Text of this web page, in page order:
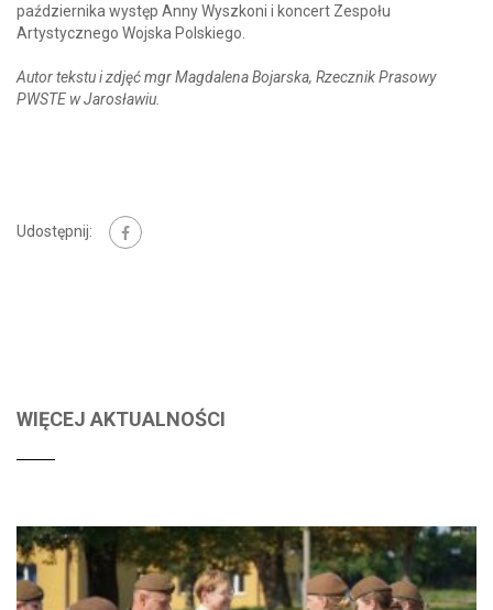
października występ Anny Wyszkoni i koncert Zespołu
Artystycznego Wojska Polskiego.
Autor tekstu i zdjęć mgr Magdalena Bojarska, Rzecznik Prasowy
PWSTE w Jarosławiu.
Udostępnij:
WIĘCEJ AKTUALNOŚCI